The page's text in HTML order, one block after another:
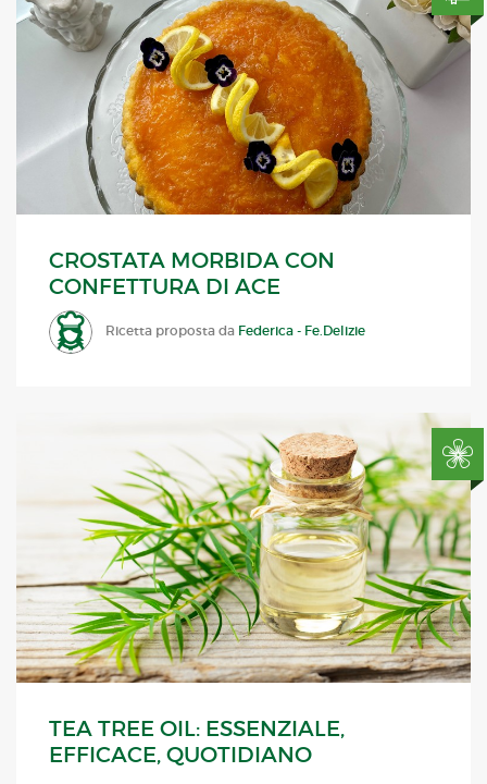
CROSTATA MORBIDA CON
CONFETTURA DI ACE
Ricetta proposta da Federica - Fe.Delizie
TEA TREE OIL: ESSENZIALE,
EFFICACE, QUOTIDIANO